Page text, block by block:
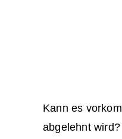
Kann es
abgelehnt